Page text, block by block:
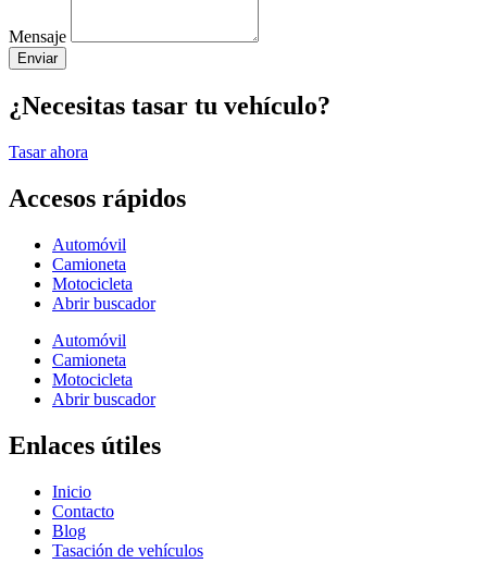
Mensaje
Enviar
¿Necesitas tasar tu vehículo?
Tasar ahora
Accesos rápidos
Automóvil
Camioneta
Motocicleta
Abrir buscador
Automóvil
Camioneta
Motocicleta
Abrir buscador
Enlaces útiles
Inicio
Contacto
Blog
Tasación de vehículos